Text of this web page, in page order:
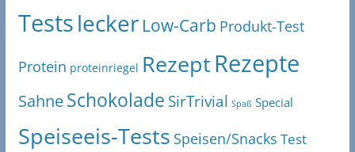
Testslecker Low-Carb Produkt-Test
Protein proteinriegel RezeptRezepte
SahneSchokolade SirTrivial Spaß Special
Speiseeis-Tests Speisen/Snacks Test